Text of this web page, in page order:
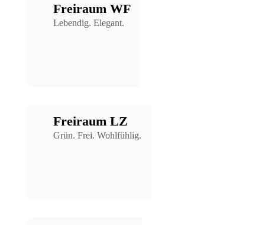
Freiraum WF
Lebendig. Elegant.
Freiraum LZ
Grün. Frei. Wohlfühlig.